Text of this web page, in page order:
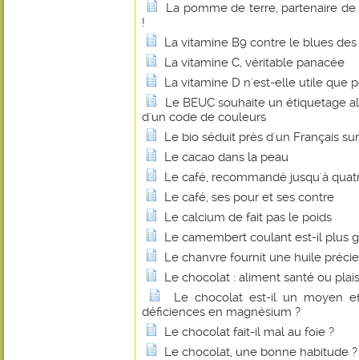
La pomme de terre, partenaire
!
La vitamine B9 contre le blues
La vitamine C, véritable panacée
La vitamine D n'est-elle utile que
Le BEUC souhaite un étiquetage
d'un code de couleurs
Le bio séduit près d'un Français
Le cacao dans la peau
Le café, recommandé jusqu'à
Le café, ses pour et ses contre
Le calcium de fait pas le poids
Le camembert coulant est-il plus
Le chanvre fournit une huile
Le chocolat : aliment santé ou
Le chocolat est-il un moyen
déficiences en magnésium ?
Le chocolat fait-il mal au foie ?
Le chocolat, une bonne habitude ?